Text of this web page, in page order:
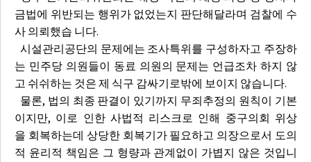
금법에 위반되는 행위가 없었는지 판단해달라며 검찰에 수
사 의뢰했습 니다.
시설관리공단의 문제에는 조사특위를 구성하자고 주장하
는 민주당 의원들이 동료 의원의 문제는 언급조차 하지 않
고 쉬쉬하는 것은 제 식구 감싸기로밖에 보이지 않습니다.
물론, 법의 최종 판결이 있기까지 무죄추정의 원칙이 기본
이지만, 이로 인한 사법적 리스크로 인해 중구의회 위상
을 회복하는데 상당한 회복기가 필요하고 의장으로서 도의
적 윤리적 책임은 그 형량과 관계없이 가볍지 않은 것입니